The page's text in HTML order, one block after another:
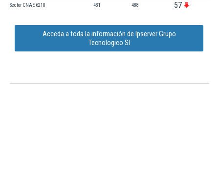
Sector CNAE 6210 431 488 57
Acceda a toda la información de Ipserver Grupo
Tecnologico Sl